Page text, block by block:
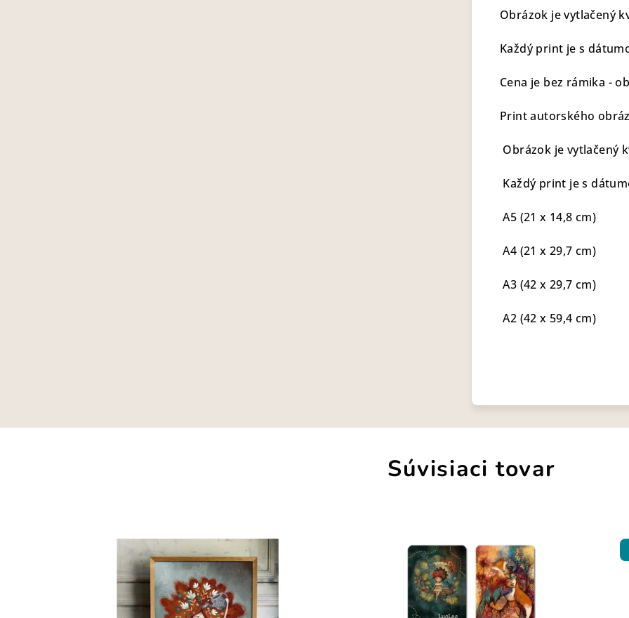
Obrázok je vytlačený
Každý print je s
Cena je bez rámika -
Print autorského
Obrázok je vytlačený
Každý print je s
A5 (21 x 14,8 cm)
A4 (21 x 29,7 cm)
A3 (42 x 29,7 cm)
A2 (42 x 59,4 cm)
Súvisiaci tovar